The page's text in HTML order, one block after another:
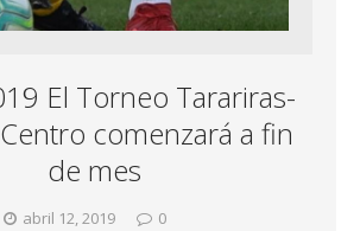
El Torneo Tarariras-
comenzará a fin
de mes
abril 12, 2019 0